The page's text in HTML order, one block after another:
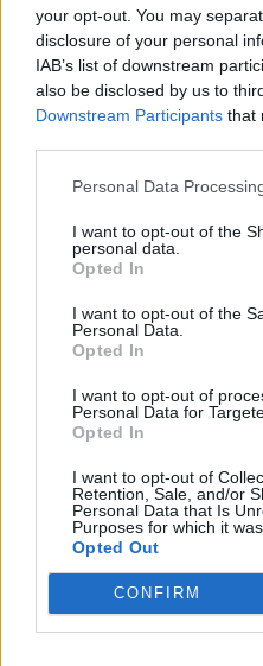
your opt-out. You may
disclosure of your personal
IAB’s list of downstream
also be disclosed by us to
Downstream Participants that
Personal Data
I want to opt-out of the
personal data.
Opted In
I want to opt-out of the
Personal Data.
Opted In
I want to opt-out of
Personal Data for
Opted In
I want to opt-out of
Retention, Sale, and/or
Personal Data that Is
Purposes for which it
Opted Out
CONFIRM